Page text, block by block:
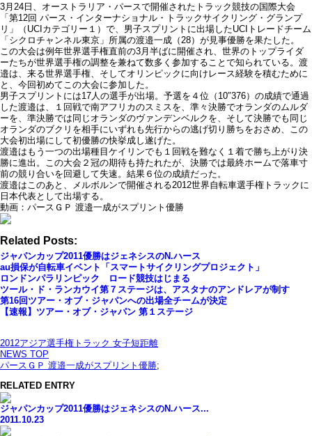
3月24日、オーストラリア・パースで開催されたトラック競技の国際大会
「第12回 パース・インターナショナル・トラックサイクリング・グランプ
リ」（UCIカテゴリー１）で、男子スプリントに出場したUCIトレードチーム
「シクロチャンネル東京」所属の渡邉一成（28）が見事優勝を果たした。
この大会は例年世界選手権直前の3月半ばに開催され、世界のトップライダ
ーたちが世界選手権の調整を兼ねて数多く参加することで知られている。渡
邉は、来る世界選手権、そしてオリンピックに向けレース経験を積むために
と、今回初めてこの大会に参加した。
男子スプリントには17人の選手が出場。予選を４位（10″376）の成績で通過
した渡邉は、１回戦で南アフリカのスミスを、準々決勝でオランダのムルダ
ーを、準決勝では同じオランダのヴァンデンベルクを、そして決勝でも同じ
オランダのブクリを相手にいずれも先行からの逃げ切り勝ちをおさめ、この
大会初出場にして初優勝の快挙成し遂げた。
渡邉はもう一つの出場種目ケイリンでも１回戦を難なく１着で勝ち上がり決
勝に進出。この大会２冠の期待も持たれたが、決勝では最終ホームで落車寸
前の競り合いを回避して失速。結果６位の成績だった。
渡邉はこのあと、メルボルンで開催される2012世界自転車選手権トラックに
日本代表として出場する。
動画：パースＧＰ 渡邉一成がスプリント優勝
Related Posts:
ジャパンカップ2011優勝はジェネシスのN.ハース
au損保が自転車イベント「スマートサイクリングプロジェクト」
ロンドンパラリンピック ロード競技はじまる
ツール・ド・ランカウイ第７ステージは、アスタナのアンドレアが制す
第16回ツアー・オブ・ジャパンへの出場全チームが決定
【速報】ツアー・オブ・ジャパン 第１ステージ
2012アジア選手権トラック 女子短距離
NEWS TOP
パースＧＰ 渡邉一成がスプリント優勝;
RELATED ENTRY
ジャパンカップ2011優勝はジェネシスのN.ハース...
2011.10.23